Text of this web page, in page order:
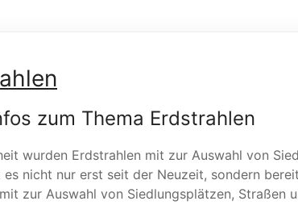
zum Thema Erdstrahlen
wurden Erdstrahlen mit zur Auswahl von
nicht nur erst seit der Neuzeit, sondern
zur Auswahl von Siedlungsplätzen, Straßen